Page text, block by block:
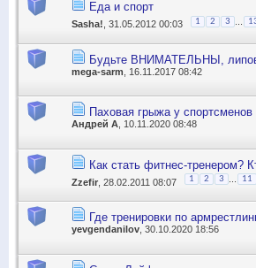
Еда и спорт
Sasha! , 31.05.2012 00:03 1 2 3
Будьте ВНИМАТЕЛЬНЫ,
mega-sarm , 16.11.2017 08:42
Паховая грыжа у спортсменов
Андрей А , 10.11.2020 08:48
Как стать фитнес-тренером?
Zzefir , 28.02.2011 08:07 1 2 3 ... 11
Где тренировки по
yevgendanilov , 30.10.2020 18:56